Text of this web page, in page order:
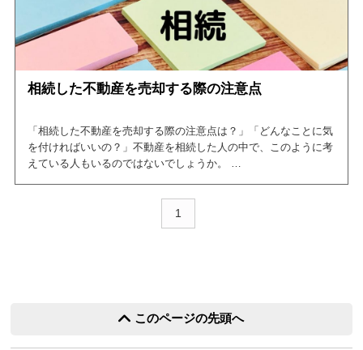
相続した不動産を売却する際の注意点
「相続した不動産を売却する際の注意点は？」「どんなことに気
を付ければいいの？」不動産を相続した人の中で、このように考
えている人もいるのではないでしょうか。
や、相続した不動産を売却するメリットについて紹介していま
1
このページの先頭へ